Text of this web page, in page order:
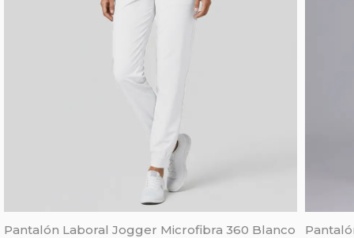
Pantalón Laboral Jogger Microfibra 360 Blanco